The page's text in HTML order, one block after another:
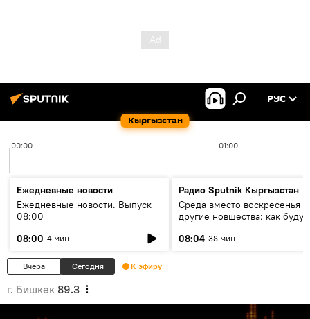
Кыргызстан
РУС
00:00 01:00
Ежедневные новости
Ежедневные новости. Выпуск
08:00
08:00 4 мин
Радио Sputnik Кыргызстан
Среда вместо воскресенья и
другие новшества: как будут
08:04 38 мин
Вчера Сегодня К эфиру
г. Бишкек 89.3